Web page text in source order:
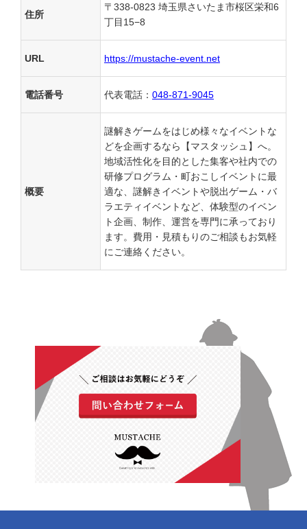
住所
〒338-0823 埼玉県さいたま市桜区栄和6
丁目15−8
URL https://mustache-event.net
電話番号 代表電話： 048-871-9045
概要
謎解きゲームをはじめ様々なイベントな
どを企画するなら【マスタッシュ】へ。
地域活性化を目的とした集客や社内での
研修プログラム・町おこしイベントに最
適な、謎解きイベントや脱出ゲーム・バ
ラエティイベントなど、体験型のイベン
ト企画、制作、運営を専門に承っており
ます。費用・見積もりのご相談もお気軽
にご連絡ください。